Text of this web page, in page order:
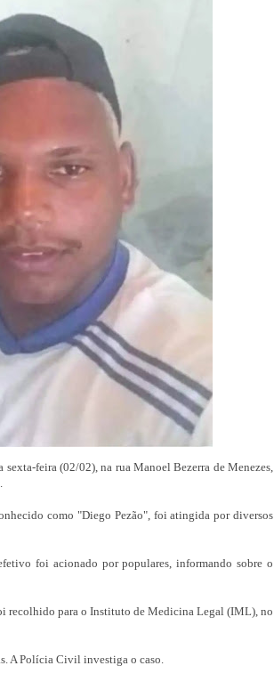
feira (02/02), na rua Manoel Bezerra de Menezes,
como "Diego Pezão", foi atingida por diversos
foi acionado por populares, informando sobre o
recolhido para o Instituto de Medicina Legal (IML), no
A Polícia Civil investiga o caso.